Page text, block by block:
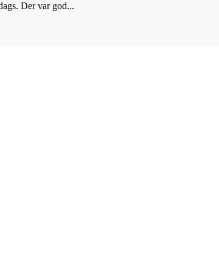
Der var god...